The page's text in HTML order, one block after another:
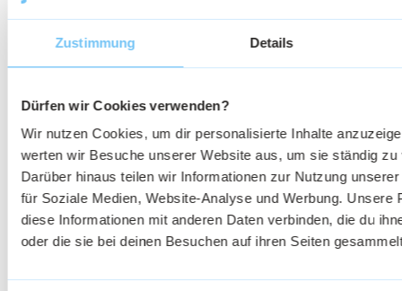
Zustimmung Details
Dürfen wir Cookies verwenden?
Wir nutzen Cookies, um dir personalisierte Inhalte
werten wir Besuche unserer Website aus, um sie ständig zu
Darüber hinaus teilen wir Informationen zur Nutzung
für Soziale Medien, Website-Analyse und Werbung. Unsere
diese Informationen mit anderen Daten verbinden, die du
oder die sie bei deinen Besuchen auf ihren Seiten
kostenfrei an Gesundheitsangeboten
Einfach mal nachfragen!
Tipp:Berechne deinen individuellen
hier:
www.fitforfun.de/abnehmen/schlankmacher/
wie-viel-energie-brauche-ichaid 8623.html